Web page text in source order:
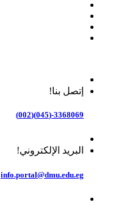
إتصل بنا!
3368069-(045)(002)
البريد الإلكتروني!
info.portal@dmu.edu.eg